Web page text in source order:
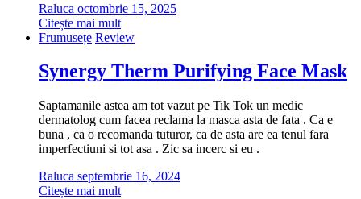
Raluca octombrie 15, 2025
Citește mai mult
Frumusețe Review
Synergy Therm Purifying Face Mask
Saptamanile astea am tot vazut pe Tik Tok un medic
dermatolog cum facea reclama la masca asta de fata . Ca e
buna , ca o recomanda tuturor, ca de asta are ea tenul fara
imperfectiuni si tot asa . Zic sa incerc si eu .
Raluca septembrie 16, 2024
Citește mai mult